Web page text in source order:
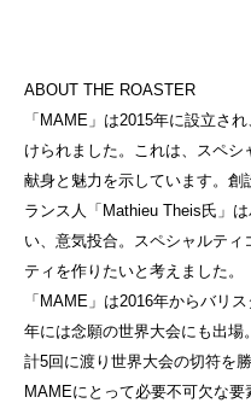
ABOUT THE ROASTER
「MAME」は2015年に設立さ
けられました。これは、スペ
献身と魅力を示しています。
ランス人「Mathieu Theis氏」
い、意気投合。スペシャルテ
ティを作りたいと考えました。
「MAME」は2016年からバリ
年には念願の世界大会にも出場
計5回に渡り世界大会の切符を
MAMEにとって必要不可欠な